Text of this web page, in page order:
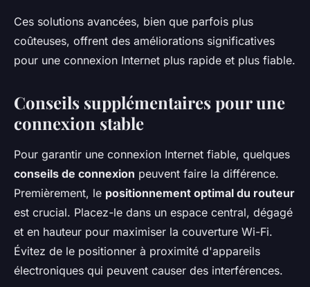
Ces solutions avancées, bien que parfois plus
coûteuses, offrent des améliorations significatives
pour une connexion Internet plus rapide et plus fiable.
Conseils supplémentaires pour une
connexion stable
Pour garantir une connexion Internet fiable, quelques
conseils de connexion peuvent faire la différence.
Premièrement, le positionnement optimal du routeur
est crucial. Placez-le dans un espace central, dégagé
et en hauteur pour maximiser la couverture Wi-Fi.
Évitez de le positionner à proximité d'appareils
électroniques qui peuvent causer des interférences.